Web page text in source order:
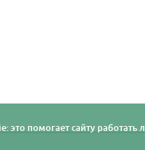
помогает сайту работать